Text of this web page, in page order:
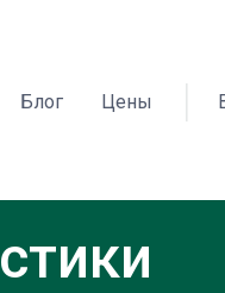
Блог Цены